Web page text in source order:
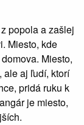
popola a zašlej
Miesto, kde
Miesto,
ale aj ľudí, ktorí
pridá ruku k
je miesto,